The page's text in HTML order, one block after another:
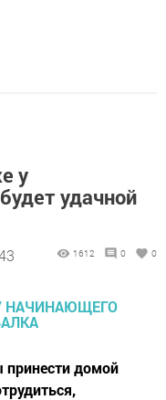
у
удачной
1612 0 0
домой